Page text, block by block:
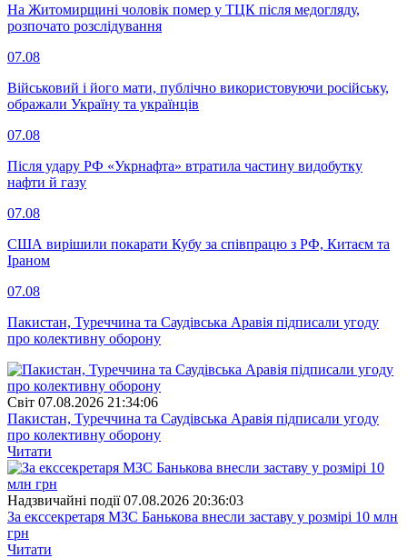
На Житомирщині чоловік помер у ТЦК після медогляду,
розпочато розслідування
07.08
Військовий і його мати, публічно використовуючи російську,
ображали Україну та українців
07.08
Після удару РФ «Укрнафта» втратила частину видобутку
нафти й газу
07.08
США вирішили покарати Кубу за співпрацю з РФ, Китаєм та
Іраном
07.08
Пакистан, Туреччина та Саудівська Аравія підписали угоду
про колективну оборону
Свiт 07.08.2026 21:34:06
Пакистан, Туреччина та Саудівська Аравія підписали угоду
про колективну оборону
Читати
Надзвичайні події 07.08.2026 20:36:03
За екссекретаря МЗС Банькова внесли заставу у розмірі 10 млн
грн
Читати